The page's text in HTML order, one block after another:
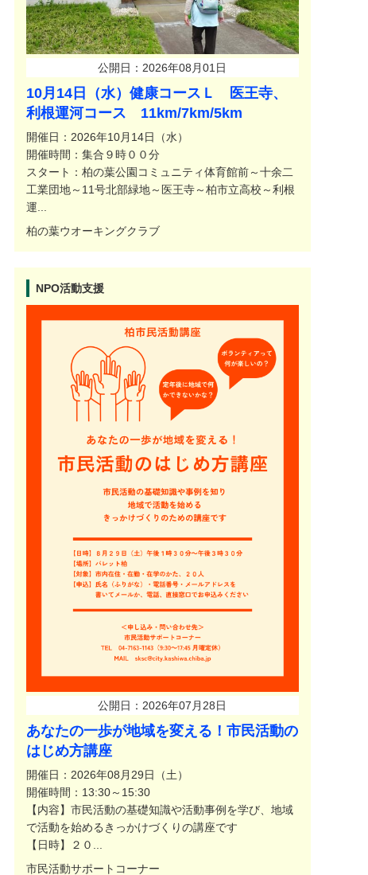
公開日：2026年08月01日
10月14日（水）健康コースＬ 医王寺、
利根運河コース 11km/7km/5km
開催日：2026年10月14日（水）
開催時間：集合９時００分
スタート：柏の葉公園コミュニティ体育館前～十余二
工業団地～11号北部緑地～医王寺～柏市立高校～利根
運...
柏の葉ウオーキングクラブ
NPO活動支援
公開日：2026年07月28日
あなたの一歩が地域を変える！市民活動の
はじめ方講座
開催日：2026年08月29日（土）
開催時間：13:30～15:30
【内容】市民活動の基礎知識や活動事例を学び、地域
で活動を始めるきっかけづくりの講座です
【日時】２０...
市民活動サポートコーナー